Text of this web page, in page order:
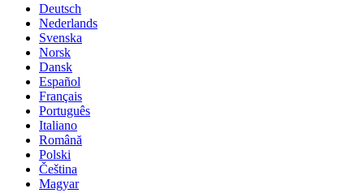
Deutsch
Nederlands
Svenska
Norsk
Dansk
Español
Français
Português
Italiano
Română
Polski
Čeština
Magyar